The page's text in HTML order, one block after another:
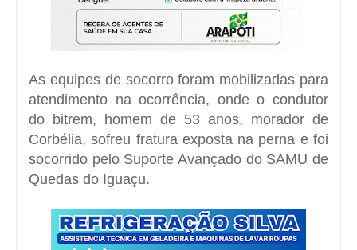
As equipes de socorro foram mobilizadas para
atendimento na ocorrência, onde o condutor
do bitrem, homem de 53 anos, morador de
Corbélia, sofreu fratura exposta na perna e foi
socorrido pelo Suporte Avançado do SAMU de
Quedas do Iguaçu.